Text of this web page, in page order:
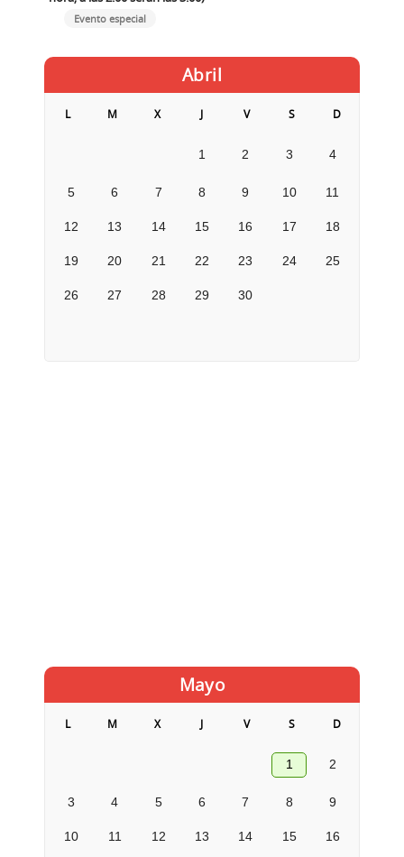
Evento especial
Abril
L M X J V S D
1 2 3 4
5 6 7 8 9 10 11
12 13 14 15 16 17 18
19 20 21 22 23 24 25
26 27 28 29 30
Mayo
L M X J V S D
1 2
3 4 5 6 7 8 9
10 11 12 13 14 15 16